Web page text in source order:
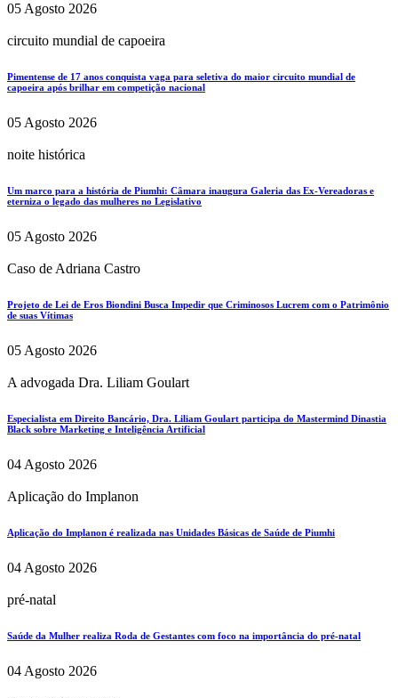
05 Agosto 2026
circuito mundial de capoeira
Pimentense de 17 anos conquista vaga para seletiva do maior circuito mundial de
capoeira após brilhar em competição nacional
05 Agosto 2026
noite histórica
Um marco para a história de Piumhi: Câmara inaugura Galeria das Ex-Vereadoras e
eterniza o legado das mulheres no Legislativo
05 Agosto 2026
Caso de Adriana Castro
Projeto de Lei de Eros Biondini Busca Impedir que Criminosos Lucrem com o Patrimônio
de suas Vítimas
05 Agosto 2026
A advogada Dra. Liliam Goulart
Especialista em Direito Bancário, Dra. Liliam Goulart participa do Mastermind Dinastia
Black sobre Marketing e Inteligência Artificial
04 Agosto 2026
Aplicação do Implanon
Aplicação do Implanon é realizada nas Unidades Básicas de Saúde de Piumhi
04 Agosto 2026
pré-natal
Saúde da Mulher realiza Roda de Gestantes com foco na importância do pré-natal
04 Agosto 2026